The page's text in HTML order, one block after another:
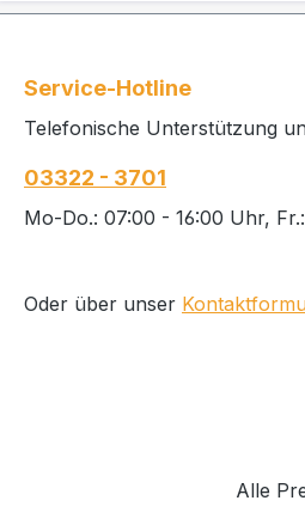
Service-Hotline
Telefonische Unterstützung
03322 - 3701
Mo-Do.: 07:00 - 16:00 Uhr,
Oder über unser
Alle